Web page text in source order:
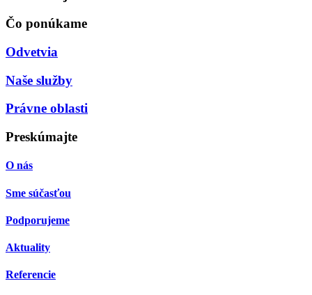
Čo ponúkame
Odvetvia
Naše služby
Právne oblasti
Preskúmajte
O nás
Sme súčasťou
Podporujeme
Aktuality
Referencie